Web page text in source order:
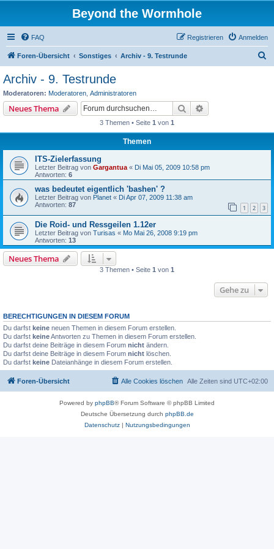
Beyond the Wormhole
FAQ Anmelden
Registrieren
Foren-Übersicht Sonstiges Archiv - 9. Testrunde
Archiv - 9. Testrunde
Moderatoren: Moderatoren Administratoren
Neues Thema Suche
3 Themen • Seite 1 von 1
Themen
ITS-Zielerfassung
Letzter Beitrag von Gargantua « Di Mai 05, 2009 10:58 pm
Antworten: 6
was bedeutet eigentlich 'bashen' ?
Letzter Beitrag von Planet « Di Apr 07, 2009 11:38 am
Antworten: 87 1 2 3
Die Roid- und Ressgeilen 1.12er
Letzter Beitrag von Turisas « Mo Mai 26, 2008 9:19 pm
Antworten: 13
Neues Thema
3 Themen • Seite 1 von 1
Gehe zu
BERECHTIGUNGEN IN DIESEM FORUM
Du darfst keine neuen Themen in diesem Forum erstellen.
Du darfst keineAntworten zu Themen in diesem Forum erstellen.
Du darfst deine Beiträge in diesem Forum nicht ändern.
Du darfst deine Beiträge in diesem Forum nicht löschen.
Du darfst keine Dateianhänge in diesem Forum erstellen.
Foren-Übersicht Alle Zeiten sind UTC+02:00
Alle Cookies löschen
Powered by phpBB® Forum Software © phpBB Limited
Deutsche Übersetzung durch phpBB.de
Datenschutz| Nutzungsbedingungen